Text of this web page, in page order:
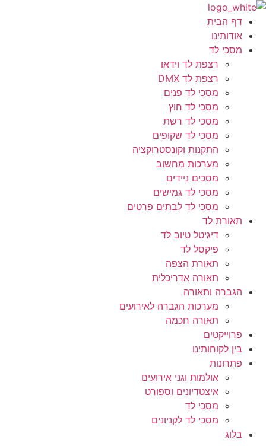
דף הבית
אודותינו
מסכי לד
רצפת לד וידאו
רצפת לד DMX
מסכי לד פנים
מסכי לד חוץ
מסכי לד רשת
מסכי לד שקופים
התקנות וקונסטרוקציה
מערכות מחשוב
מסכים ניידים
מסכי לד גמישים
מסכי לד לבתים פרטים
תאורת לד
דיגיטל טיוב לד
פיקסל לד
תאורת הצפה
תאורה אדריכלית
הגברה ותאורה
מערכות הגברה לאירועים
תאורה חכמה
פרוייקטים
בין לקוחותינו
פתרונות
אולמות וגני אירועים
איצטדיונים וספורט
מסכי לד
מסכי לד לקניונים
בלוג